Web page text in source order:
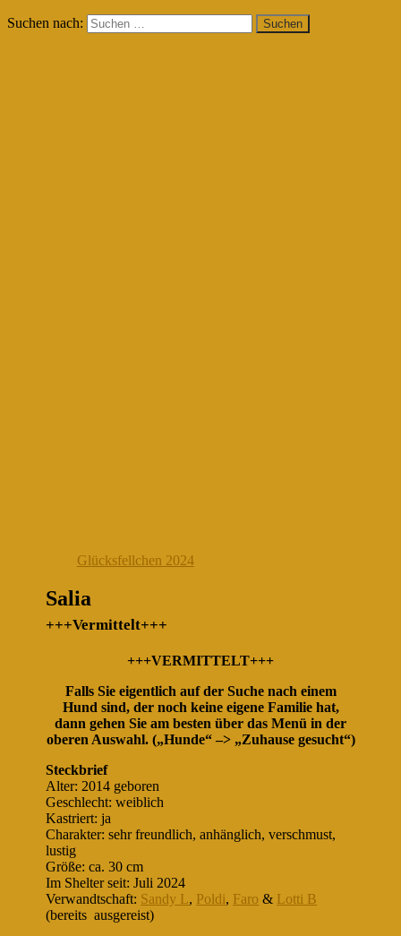
Suchen nach:
Glücksfellchen 2024
Salia
+++Vermittelt+++
+++VERMITTELT+++
Falls Sie eigentlich auf der Suche nach einem
Hund sind, der noch keine eigene Familie hat,
dann gehen Sie am besten über das Menü in der
oberen Auswahl. („Hunde“ –> „Zuhause gesucht“)
Steckbrief
Alter: 2014 geboren
Geschlecht: weiblich
Kastriert: ja
Charakter: sehr freundlich, anhänglich, verschmust,
lustig
Größe: ca. 30 cm
Im Shelter seit: Juli 2024
Verwandtschaft: Sandy L, Poldi, Faro & Lotti B
(bereits ausgereist)